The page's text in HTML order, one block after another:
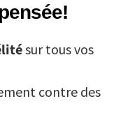
sur tous vos
contre des